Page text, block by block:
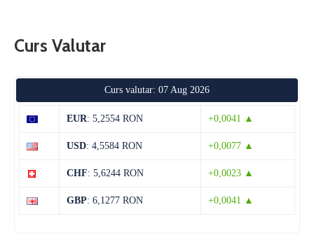
Curs Valutar
Curs valutar: 07 Aug 2026
EUR: 5,2554 RON +0,0041 ▲
USD: 4,5584 RON +0,0077 ▲
CHF: 5,6244 RON +0,0023 ▲
GBP: 6,1277 RON +0,0041 ▲